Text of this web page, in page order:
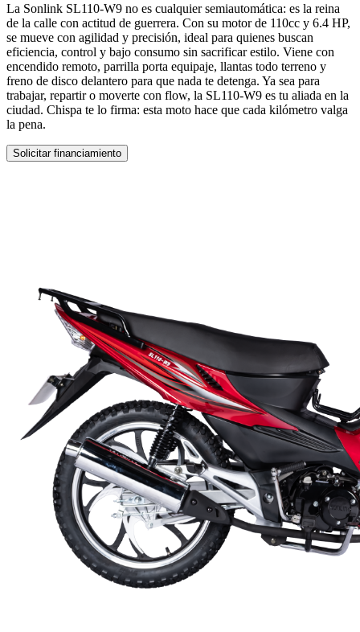
La Sonlink SL110-W9 no es cualquier semiautomática: es la reina
de la calle con actitud de guerrera. Con su motor de 110cc y 6.4 HP,
se mueve con agilidad y precisión, ideal para quienes buscan
eficiencia, control y bajo consumo sin sacrificar estilo. Viene con
encendido remoto, parrilla porta equipaje, llantas todo terreno y
freno de disco delantero para que nada te detenga. Ya sea para
trabajar, repartir o moverte con flow, la SL110-W9 es tu aliada en la
ciudad. Chispa te lo firma: esta moto hace que cada kilómetro valga
la pena.
Solicitar financiamiento